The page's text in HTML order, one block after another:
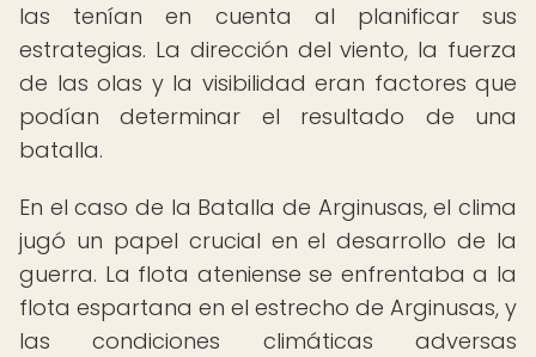
las tenían en cuenta al planificar sus
estrategias. La dirección del viento, la fuerza
de las olas y la visibilidad eran factores que
podían determinar el resultado de una
batalla.
En el caso de la Batalla de Arginusas, el clima
jugó un papel crucial en el desarrollo de la
guerra. La flota ateniense se enfrentaba a la
flota espartana en el estrecho de Arginusas, y
las condiciones climáticas adversas